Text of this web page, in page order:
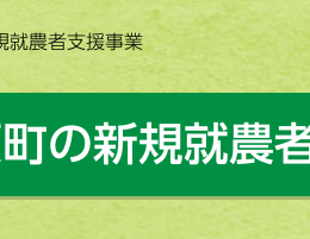
就農者支援事業
の新規就農